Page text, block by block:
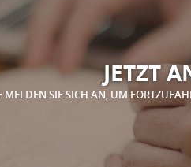
JETZT
MELDEN SIE SICH AN, UM